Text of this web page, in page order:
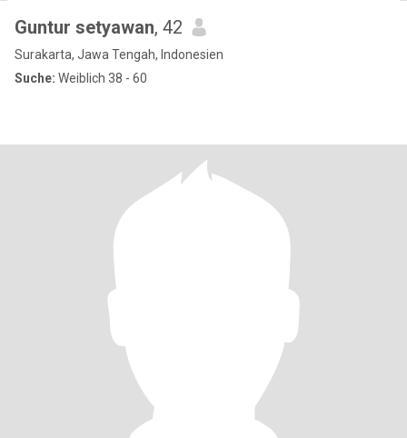
Guntur setyawan, 42
Surakarta, Jawa Tengah, Indonesien
Suche: Weiblich 38 - 60